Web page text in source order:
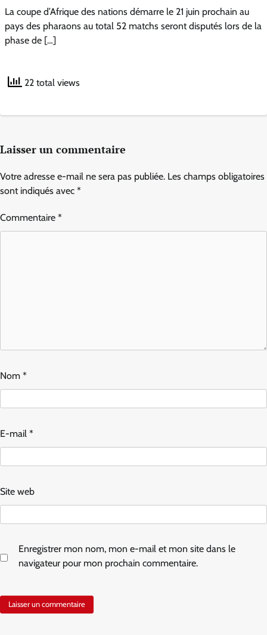
La coupe d’Afrique des nations démarre le 21 juin prochain au
pays des pharaons au total 52 matchs seront disputés lors de la
phase de […]
22 total views
Laisser un commentaire
Votre adresse e-mail ne sera pas publiée. Les champs obligatoires
sont indiqués avec *
Commentaire *
Nom *
E-mail *
Site web
Enregistrer mon nom, mon e-mail et mon site dans le
navigateur pour mon prochain commentaire.